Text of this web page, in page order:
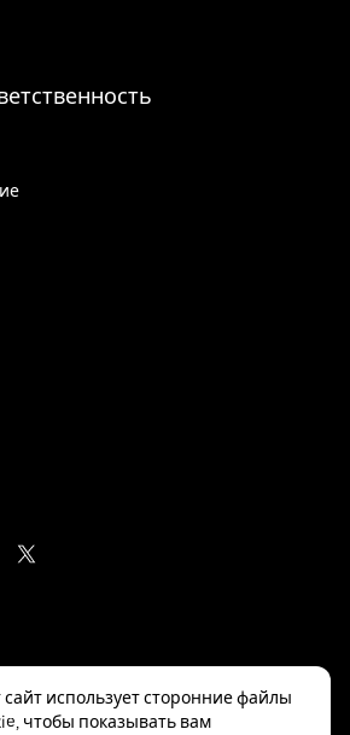
сайт использует сторонние файлы
чтобы показывать вам